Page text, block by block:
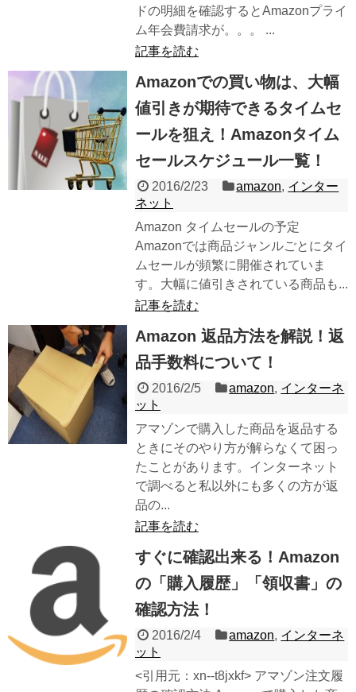
ドの明細を確認するとAmazonプライ
ム年会費請求が。。。 ...
記事を読む
Amazonでの買い物は、大幅
値引きが期待できるタイムセ
ールを狙え！Amazonタイム
セールスケジュール一覧！
2016/2/23 amazon, インター
ネット
Amazon タイムセールの予定
Amazonでは商品ジャンルごとにタイ
ムセールが頻繁に開催されていま
す。大幅に値引きされている商品も...
記事を読む
Amazon 返品方法を解説！返
品手数料について！
2016/2/5 amazon, インターネ
ット
アマゾンで購入した商品を返品する
ときにそのやり方が解らなくて困っ
たことがあります。インターネット
で調べると私以外にも多くの方が返
品の...
記事を読む
すぐに確認出来る！Amazon
の「購入履歴」「領収書」の
確認方法！
2016/2/4 amazon, インターネ
ット
<引用元：xn--t8jxkf> アマゾン注文履